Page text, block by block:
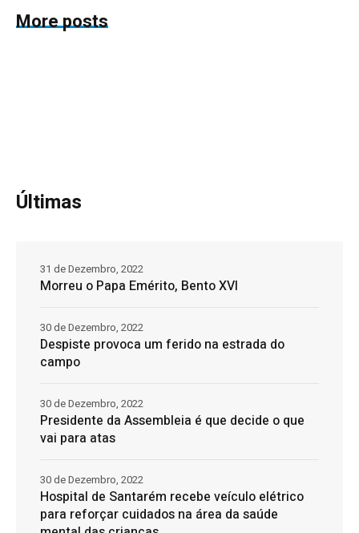
More posts
Últimas
Morreu o Papa Emérito, Bento XVI
31 de Dezembro, 2022
Despiste provoca um ferido na estrada do
campo
30 de Dezembro, 2022
Presidente da Assembleia é que decide o que
vai para atas
30 de Dezembro, 2022
Hospital de Santarém recebe veículo elétrico
para reforçar cuidados na área da saúde
30 de Dezembro, 2022